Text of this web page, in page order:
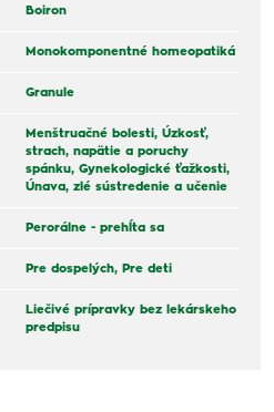
Boiron
Monokomponentné homeopatiká
Granule
Menštruačné bolesti, Úzkosť,
strach, napätie a poruchy
spánku, Gynekologické ťažkosti,
Únava, zlé sústredenie a učenie
Perorálne - prehĺta sa
Pre dospelých, Pre deti
Liečivé prípravky bez lekárskeho
predpisu